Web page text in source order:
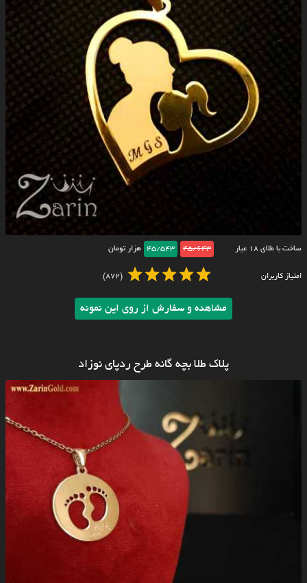
ساخت با طلای ۱۸ عیار 45/643
45/543 هزار تومان
امتیاز کاربران (872)
مشاهده و سفارش از روی این نمونه
پلاک طلا بچه گانه طرح ردپای نوزاد